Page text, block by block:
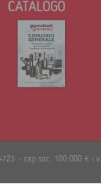
Trattamento dei
CATALOGO
- cap.soc. 100.000 €